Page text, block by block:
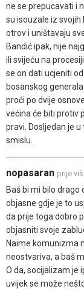
ne se prepucavati i
su isouzale iz svojih
otrov i uništavaju
Bandić ipak, nije
ili svijeću na
se on dati ucjeniti
bosanskog
proći po dvije
većina će biti protiv
pravi. Dosljedan je
smislu.
nopasaran prije
Baš bi mi bilo drago
objasne gdje je to
da prije toga dobro
objasniti svoje
Naime komunizma
neostvariva, a baš
O da, socijalizam je
uvijek se može